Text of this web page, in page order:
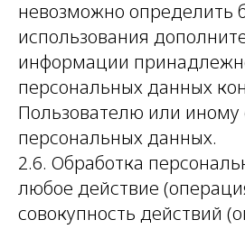
невозможно определить
использования
информации
персональных данных
Пользователю или иному
персональных данных.
2.6. Обработка
любое действие
совокупность действий